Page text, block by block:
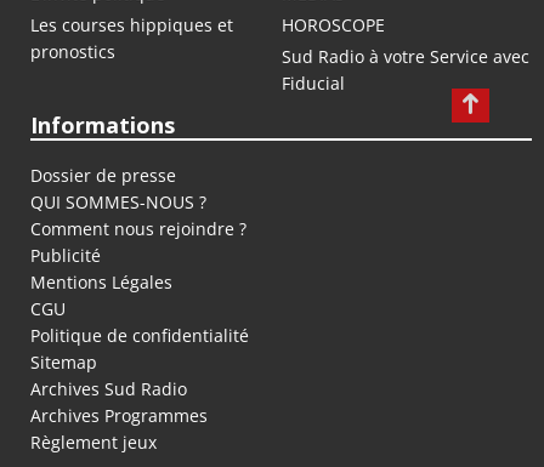
Les courses hippiques et
pronostics
HOROSCOPE
Sud Radio à votre Service avec
Fiducial
Informations
Dossier de presse
QUI SOMMES-NOUS ?
Comment nous rejoindre ?
Publicité
Mentions Légales
CGU
Politique de confidentialité
Sitemap
Archives Sud Radio
Archives Programmes
Règlement jeux